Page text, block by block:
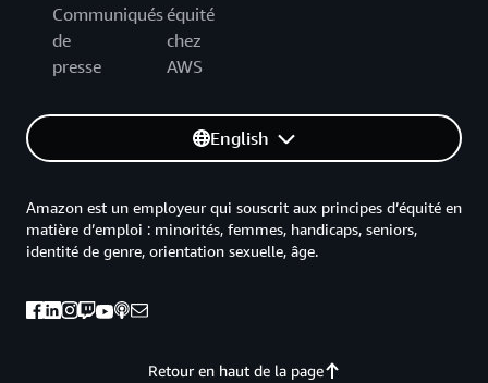
Communiqués
de
presse
équité
chez
AWS
English
Retour en haut de la page
Amazon est un employeur qui souscrit aux principes d’équité en
matière d’emploi : minorités, femmes, handicaps, seniors,
identité de genre, orientation sexuelle, âge.